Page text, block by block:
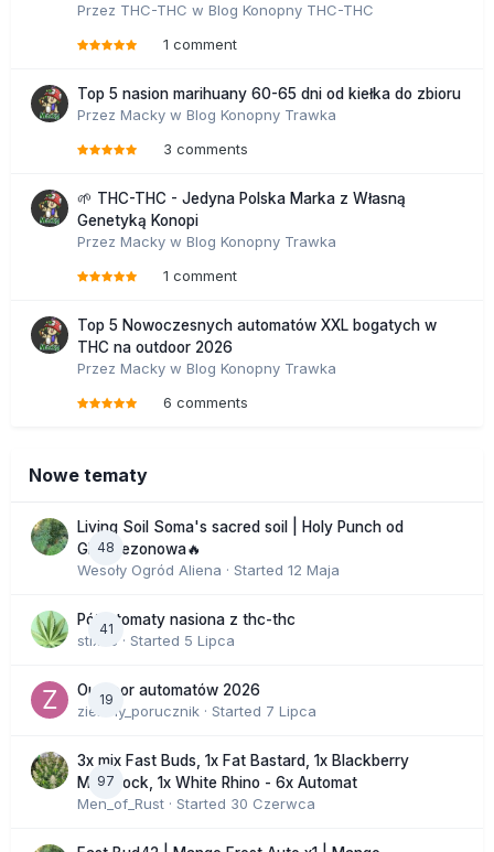
Przez THC-THC w Blog Konopny THC-THC
1 comment
Top 5 nasion marihuany 60-65 dni od kiełka do zbioru
Przez Macky w Blog Konopny Trawka
3 comments
🌱 THC-THC - Jedyna Polska Marka z Własną
Genetyką Konopi
Przez Macky w Blog Konopny Trawka
1 comment
Top 5 Nowoczesnych automatów XXL bogatych w
THC na outdoor 2026
Przez Macky w Blog Konopny Trawka
6 comments
Nowe tematy
48
Living Soil Soma's sacred soil | Holy Punch od
GHS sezonowa🔥
Wesoły Ogród Aliena · Started 12 Maja
41
Półautomaty nasiona z thc-thc
stix33 · Started 5 Lipca
19
Outdoor automatów 2026
zielony_porucznik · Started 7 Lipca
97
3x mix Fast Buds, 1x Fat Bastard, 1x Blackberry
Moonrock, 1x White Rhino - 6x Automat
Men_of_Rust · Started 30 Czerwca